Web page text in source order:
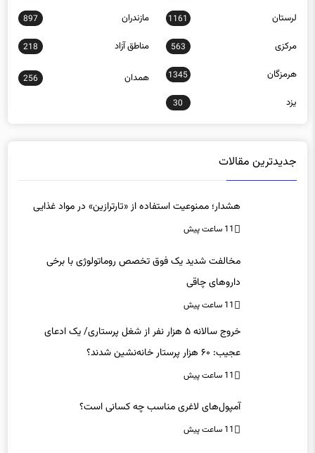
لرستان 1161 مازندران 897
مرکزی 563 مناطق آزاد 218
هرمزگان 1345 همدان 256
یزد 30
جدیدترین مقالات
هشدار؛ ممنوعیت استفاده از «تارترازین» در مواد غذایی
11 ساعت پیش
مخالفت شدید یک فوق تخصص روماتولوژی با برخی
داروهای چاقی
11 ساعت پیش
خروج سالانه ۵ هزار نفر از شغل پرستاری/ یک ادعای
عجیب: ۶۰ هزار پرستار خانه‌نشین شدند؟
11 ساعت پیش
آمپول‌های لاغری مناسب چه کسانی است؟
11 ساعت پیش